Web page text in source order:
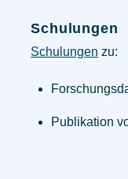
Schulungen
Schulungen zu:
Publikation